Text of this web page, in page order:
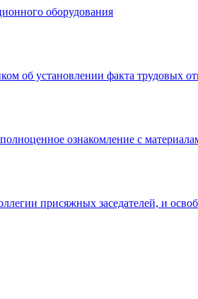
оборудования
об установлении факта трудовых
ознакомление с
присяжных заседателей, и